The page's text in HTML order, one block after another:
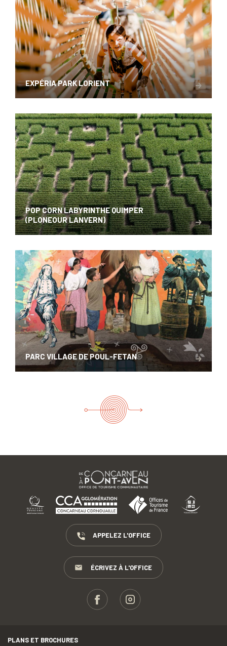
EXPÉRIA PARK LORIENT
POP CORN LABYRINTHE QUIMPER
(PLONEOUR LANVERN)
PARC VILLAGE DE POUL-FETAN
APPELEZ L'OFFICE
ÉCRIVEZ À L'OFFICE
PLANS ET BROCHURES